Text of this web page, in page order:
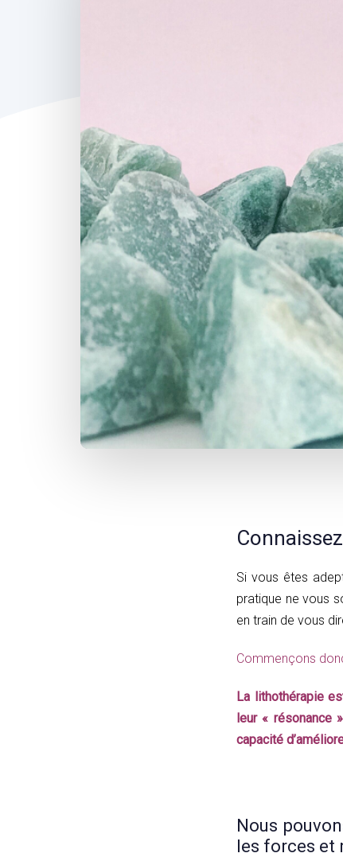
Si vous êtes
pratique ne vous
en train de vous
Commençons
La lithothérapie
leur « résonance
capacité
Nous
les forces et